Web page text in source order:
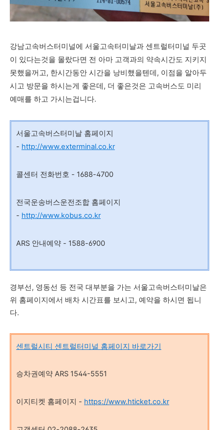
강남고속버스터미널에 서울고속터미날과 센트럴터미널 두곳
이 있다는것을 몰랐다면 전 아마 고객과의 약속시간도 지키지
못했을꺼고, 한시간동안 시간을 낭비했을텐데, 이점을 알아두
시고 방문을 하시는게 좋은데, 더 좋은것은 고속버스도 미리
예매를 하고 가시는겁니다.
서울고속버스터미날 홈페이지
- http://www.exterminal.co.kr
콜센터 전화번호 - 1688-4700
전국운송버스운전조합 홈페이지
- http://www.kobus.co.kr
ARS 안내예약 - 1588-6900
경부선, 영동선 등 전국 대부분을 가는 서울고속버스터미날은
위 홈페이지에서 배차 시간표를 보시고, 예약을 하시면 됩니
다.
센트럴시티 센트럴터미널 홈페이지 바로가기
승차권예약 ARS 1544-5551
이지티켓 홈페이지 - https://www.hticket.co.kr